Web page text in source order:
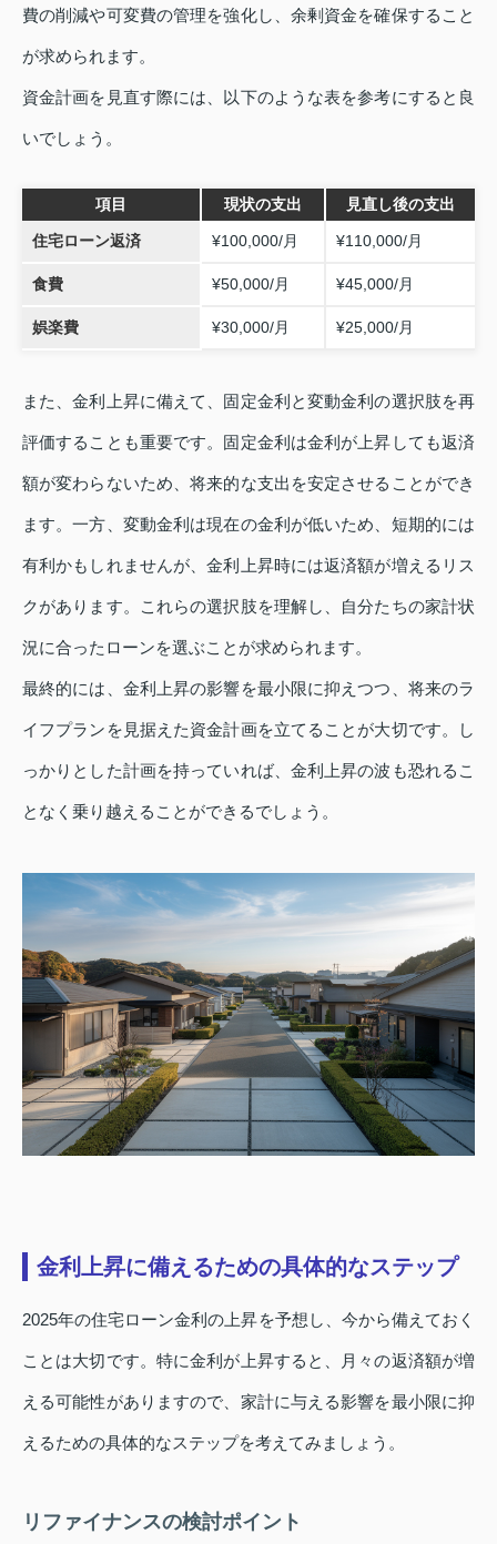
費の削減や可変費の管理を強化し、余剰資金を確保すること
が求められます。
資金計画を見直す際には、以下のような表を参考にすると良
いでしょう。
項目 現状の支出 見直し後の支出
住宅ローン返済 ¥100,000/月 ¥110,000/月
食費 ¥50,000/月 ¥45,000/月
娯楽費 ¥30,000/月 ¥25,000/月
また、金利上昇に備えて、固定金利と変動金利の選択肢を再
評価することも重要です。固定金利は金利が上昇しても返済
額が変わらないため、将来的な支出を安定させることができ
ます。一方、変動金利は現在の金利が低いため、短期的には
有利かもしれませんが、金利上昇時には返済額が増えるリス
クがあります。これらの選択肢を理解し、自分たちの家計状
況に合ったローンを選ぶことが求められます。
最終的には、金利上昇の影響を最小限に抑えつつ、将来のラ
イフプランを見据えた資金計画を立てることが大切です。し
っかりとした計画を持っていれば、金利上昇の波も恐れるこ
となく乗り越えることができるでしょう。
金利上昇に備えるための具体的なステップ
2025年の住宅ローン金利の上昇を予想し、今から備えておく
ことは大切です。特に金利が上昇すると、月々の返済額が増
える可能性がありますので、家計に与える影響を最小限に抑
えるための具体的なステップを考えてみましょう。
リファイナンスの検討ポイント